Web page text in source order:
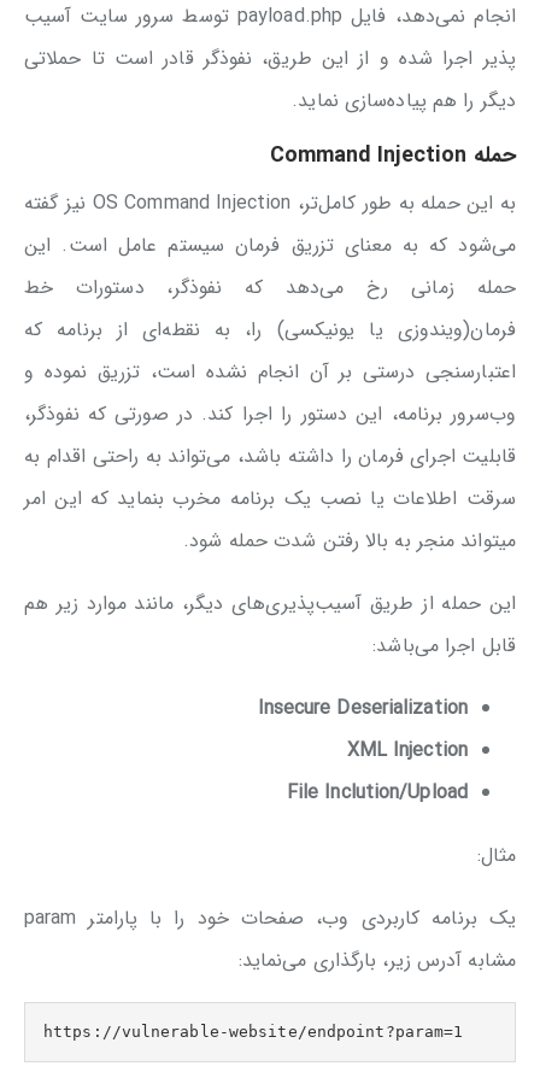
انجام نمی‌دهد، فایل payload.php توسط سرور سایت آسیب
پذیر اجرا شده و از این طریق، نفوذگر قادر است تا حملاتی
دیگر را هم پیاده‌‌سازی نماید.
حمله Command Injection
به این حمله به طور کامل‌تر، OS Command Injection نیز گفته
می‌شود که به معنای تزریق فرمان سیستم عامل است. این
حمله زمانی‌ رخ می‌دهد که نفوذگر، دستورات خط
فرمان(ویندوزی یا یونیکسی) را، به نقطه‌‌ای از برنامه که
اعتبارسنجی درستی بر آن انجام نشده است، تزریق نموده و
وب‌سرور برنامه، این دستور را اجرا کند. در صورتی که نفوذگر،
قابلیت اجرای فرمان را داشته باشد، می‌تواند به راحتی اقدام به
سرقت اطلاعات یا نصب یک برنامه مخرب بنماید که این امر
میتواند منجر به بالا رفتن شدت حمله شود.
این حمله از طریق آسیب‌پذیری‌های دیگر، مانند موارد زیر هم
قابل اجرا می‌باشد:
Insecure Deserialization
XML Injection
File Inclution/Upload
مثال:
یک برنامه کاربردی وب، صفحات خود را با پارامتر param
مشابه آدرس زیر، بارگذاری می‌نماید:
https://vulnerable-website/endpoint?param=1